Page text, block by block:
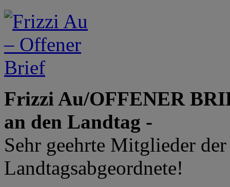
Frizzi Au/OFFENER
an den Landtag -
Sehr geehrte Mitglieder
Landtagsabgeordnete!